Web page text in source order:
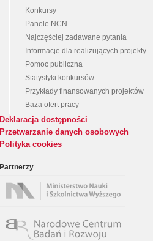
Konkursy
Panele NCN
Najczęściej zadawane pytania
Informacje dla realizujących projekty
Pomoc publiczna
Statystyki konkursów
Przykłady finansowanych projektów
Baza ofert pracy
Deklaracja dostępności
Przetwarzanie danych osobowych
Polityka cookies
Partnerzy